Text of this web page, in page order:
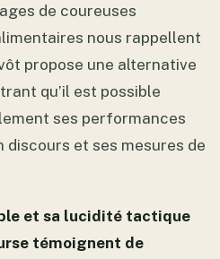
de coureuses
nous rappellent
propose une alternative
qu’il est possible
ses performances
discours et ses mesures de
et sa lucidité tactique
témoignent de